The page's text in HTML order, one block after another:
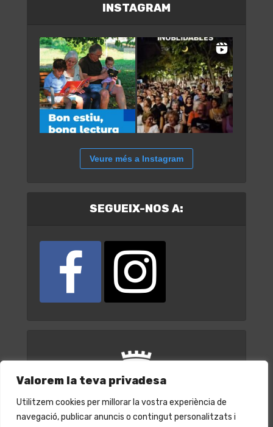
Valorem la teva privadesa
Utilitzem cookies per millorar la vostra experiència de
navegació, publicar anuncis o contingut personalitzats i
INSTAGRAM
Veure més a Instagram
SEGUEIX-NOS A: